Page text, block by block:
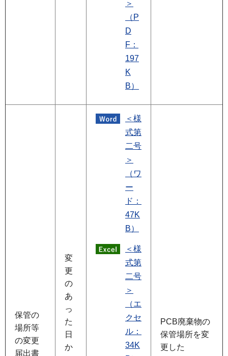
＞
（P
D
F：
197
K
B）
保管の
場所等
の変更
届出書
変
更
の
あ
っ
た
日
か
＜様
式第
二号
＞
（ワ
ー
ド：
47K
B）
＜様
式第
二号
＞
（エ
クセ
ル：
34K
PCB廃棄物の
保管場所を変
更した